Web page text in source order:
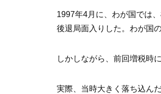
1997年4月に、わが国では
後退局面入りした。わが国
しかしながら、前回増税時
実際、当時大きく落ち込ん